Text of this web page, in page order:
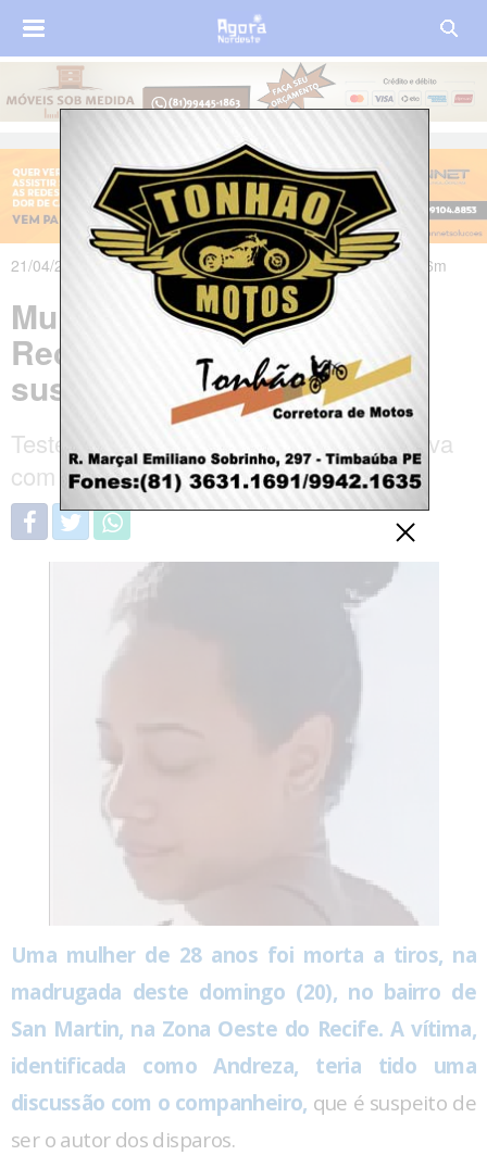
21/04/2025 às 10h01m - Atualizado em 21/04/2025 às 14h46m
Mulher é morta a tiros no
Recife; companheiro é
suspeito do crime
Testemunhas afirmam que o casal brigava
com frequência
Uma mulher de 28 anos foi morta a tiros, na
madrugada deste domingo (20), no bairro de
San Martin, na Zona Oeste do Recife. A vítima,
identificada como Andreza, teria tido uma
discussão com o companheiro, que é suspeito de
ser o autor dos disparos.